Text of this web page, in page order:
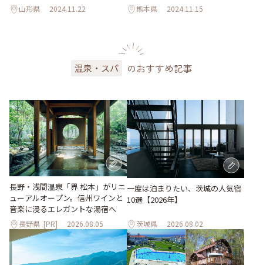
山形県 2024.11.22 熊本県 2024.11.15
温泉・スパ のおすすめ記事
長野・浅間温泉「界 松本」がリニ
ューアルオープン。信州ワインと
音楽に浸るエレガントな湯宿へ
長野県 [PR] 2026.08.05
一度は泊まりたい、茨城の人気宿
10選【2026年】
茨城県 2026.08.02